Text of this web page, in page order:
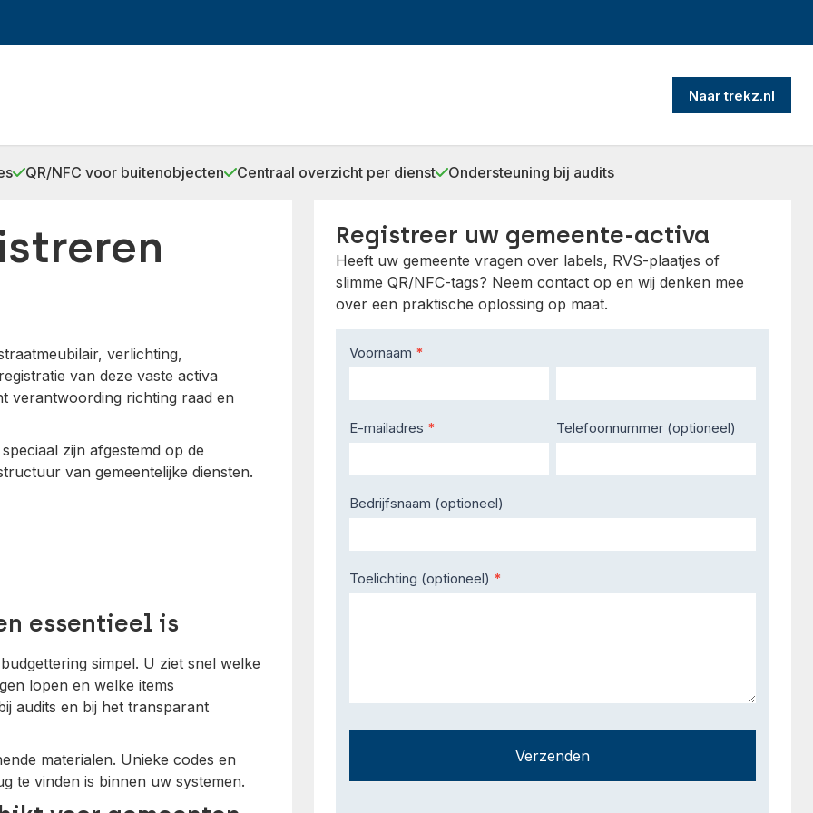
Naar trekz.nl
QR/NFC voor buitenobjecten Centraal overzicht per dienst Ondersteuning bij audits
verlichting,
van deze vaste activa
verantwoording richting raad en
zijn afgestemd op de
van gemeentelijke diensten.
essentieel is
simpel. U ziet snel welke
lopen en welke items
audits en bij het transparant
materialen. Unieke codes en
te vinden is binnen uw systemen.
Registreer uw gemeente-activa
Heeft uw gemeente vragen over labels, RVS-plaatjes of
slimme QR/NFC-tags? Neem contact op en wij denken mee
over een praktische oplossing op maat.
Contact
Us
Voornaam *
E-mailadres * Telefoonnummer (optioneel)
Bedrijfsnaam (optioneel)
Toelichting (optioneel) *
Verzenden